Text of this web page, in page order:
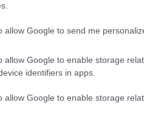
allow Google to send me
allow Google to enable storage
identifiers in apps.
allow Google to enable storage
Successiva
all’alt della